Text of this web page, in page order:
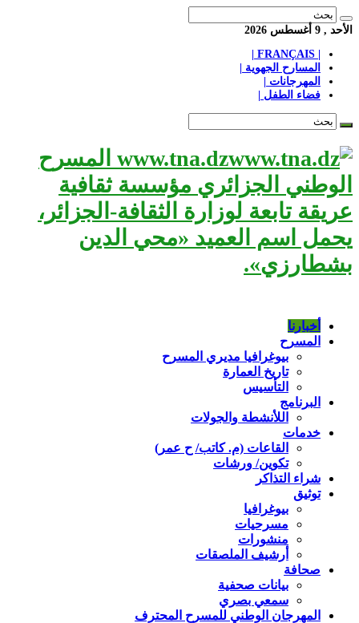
الأحد , 9 أغسطس 2026
المسارح الجهوية |
المهرجانات |
فضاء الطفل |
www.tna.dz المسرح
الوطني الجزائري مؤسسة ثقافية
عريقة تابعة لوزارة الثقافة-الجزائر،
يحمل اسم العميد «محي الدين
بشطارزي».
أخبارنا
المسرح
بيوغرافيا مديري المسرح
تاريخ العمارة
التأسيس
البرنامج
اللأنشطة والجولات
خدمات
القاعات (م. كاتب/ ح عمر)
تكوين/ ورشات
شراء التذاكر
توثيق
بيوغرافيا
مسرحيات
منشورات
أرشيف الملصقات
صحافة
بيانات صحفية
سمعي بصري
المهرجان الوطني للمسرح المحترف